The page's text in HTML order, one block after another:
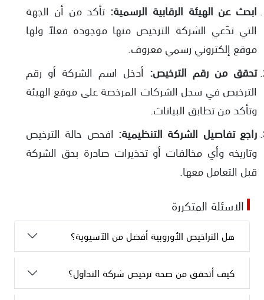
ابحث عن الهيئة الرقابية الرسمية: تأكد من أن الجهة
التي تدّعي الشركة الترخيص منها موجودة فعلاً ولها
موقع إلكتروني رسمي معروف.
تحقق من رقم الترخيص: أدخل اسم الشركة أو رقم
الترخيص في سجل الشركات المرخصة على موقع الهيئة
وتأكد من تطابق البيانات.
راجع تفاصيل الشركة التنظيمية: افحص حالة الترخيص
وتاريخه وأي مخالفات أو تحذيرات صادرة بحق الشركة
قبل التعامل معها.
الاسئلة المتكررة
هل التراخيص الأوروبية أفضل من الآسيوية؟
كيف أتحقق من صحة ترخيص شركة التداول؟